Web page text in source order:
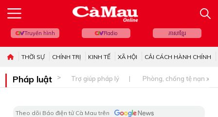
Truyền hình Radio ភាសាខ្មែរ
THỜI SỰ CHÍNH TRỊ KINH TẾ XÃ HỘI CẢI CÁCH HÀNH CHÍNH
Pháp luật Trợ giúp pháp lý Phòng, chống tệ nạn xã
Theo dõi Báo điện tử Cà Mau trên